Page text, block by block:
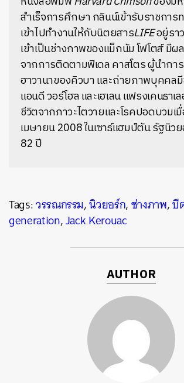
สำเร็จการศึกษา กลินน์เข้ารับราชการ
เข้าไปทำงานให้กับนิตยสารLIFEอยู่รา
เข้าเป็นช่างภาพของแม็กนัม โฟโตส์ มีผ
จากการติดตามฟิเดล คาสโตร ผู้นำกา
ฮาวานาของคิวบา และถ่ายภาพบุคคลมี
แอนดี วอร์โฮล และเฮเลน แฟรงเคนธาเ
ชีวิตจากภาวะไตวายและโรคปอดบวมเ
เมษายน 2008 ในเซาธ์แฮมป์ตัน รัฐนิ
82 ปี
Tags:วรรณกรรม,นิวยอร์ก,ช่างภาพ,บี
generation,Jack Kerouac
AUTHOR